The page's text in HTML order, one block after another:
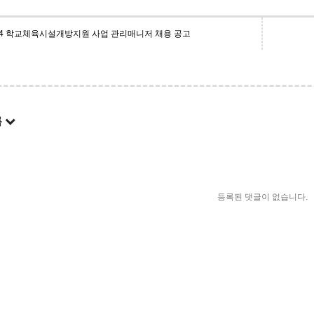
학교체육시설개방지원 사업 관리매니저 채용 공고
등록된 댓글이 없습니다.